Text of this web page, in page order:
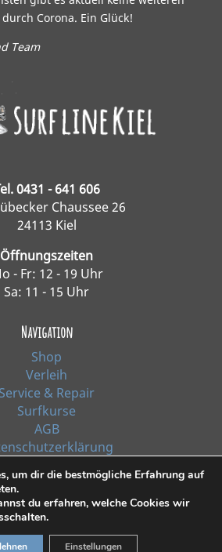
Corona. Ein Glück!
Team
0431 - 641 606
Chaussee 26
24113 Kiel
Öffnungszeiten
- Fr: 12 - 19 Uhr
Sa: 11 - 15 Uhr
Navigation
Shop
Verleih
Service & Repair
Surfkurse
AGB
Ust. zzgl. Versandkosten
GmbH Kiel | Design:
um dir die bestmögliche Erfahrung auf
du erfahren, welche Cookies wir
Einstellungen